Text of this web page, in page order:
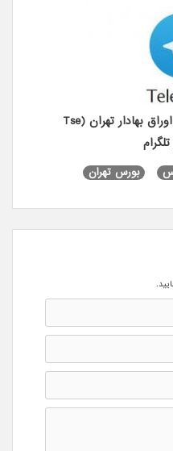
عضویت کانال اخبار بورس اوراق بهادار تهران (Tse
بورس تهران